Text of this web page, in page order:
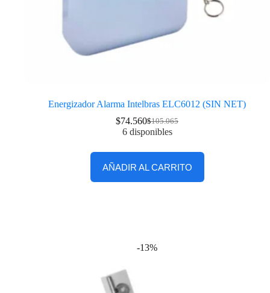
Energizador Alarma Intelbras ELC6012 (SIN NET)
$105.065
$74.560
6 disponibles
AÑADIR AL CARRITO
-13%